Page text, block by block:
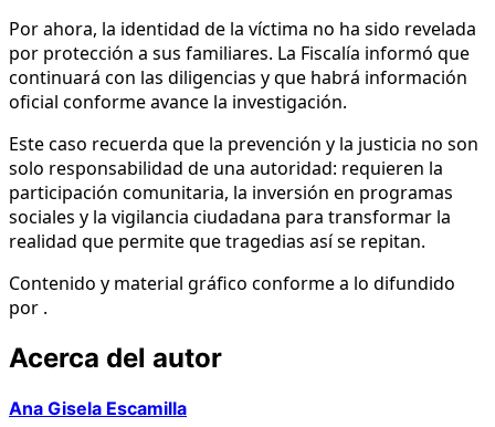
Por ahora, la identidad de la víctima no ha sido revelada
por protección a sus familiares. La Fiscalía informó que
continuará con las diligencias y que habrá información
oficial conforme avance la investigación.
Este caso recuerda que la prevención y la justicia no son
solo responsabilidad de una autoridad: requieren la
participación comunitaria, la inversión en programas
sociales y la vigilancia ciudadana para transformar la
realidad que permite que tragedias así se repitan.
Contenido y material gráfico conforme a lo difundido
por .
Acerca del autor
Ana Gisela Escamilla